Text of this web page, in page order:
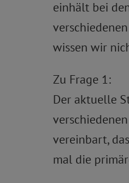
einhält bei
wissen wir
Zu Frage 1:
Der aktuelle
vereinbart,
mal die